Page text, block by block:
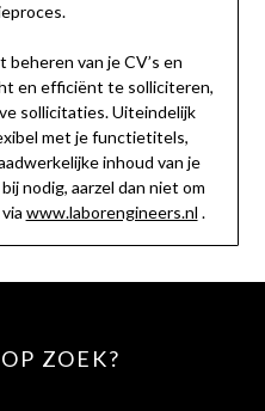
van je CV’s en
en efficiënt te solliciteren,
sollicitaties. Uiteindelijk
met je functietitels,
inhoud van je
nodig, aarzel dan niet om
www.laborengineers.nl .
ZOEK?